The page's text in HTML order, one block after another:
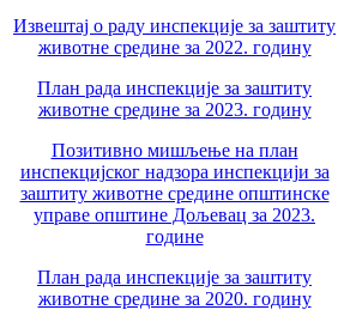
Извештај о раду инспекције за заштиту
животне средине за 2022. годину
План рада инспекције за заштиту
животне средине за 2023. годину
Позитивно мишљење на план
инспекцијског надзора инспекцији за
заштиту животне средине општинске
управе општине Дољевац за 2023.
године
План рада инспекције за заштиту
животне средине за 2020. годину